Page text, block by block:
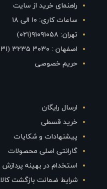
راهنمای خرید از سایت
ساعات کاری: ۱۰ الی ۱۸
تهران: ۹۱۰۹۱۰۵۸(۰۲۱)
اصفهان : ۳۰۳۰ ۳۲۳۵ (۰۳۱)
حریم خصوصی
ارسال رایگان
خرید قسطی
پیشنهادات و شکایات
گارانتی اصلی محصولات
استخدام در بهینه پردازش
شرایط ضمانت بازگشت کالا